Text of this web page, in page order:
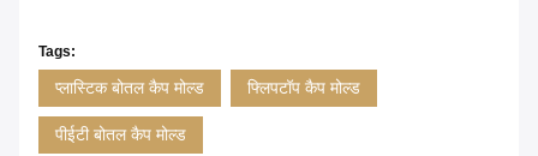
Tags:
प्लास्टिक बोतल कैप मोल्ड फ्लिपटॉप कैप मोल्ड
पीईटी बोतल कैप मोल्ड